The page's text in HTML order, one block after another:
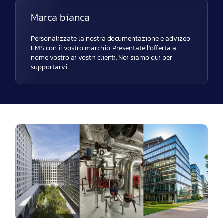
Marca bianca
Personalizzate la nostra documentazione e advizeo
EMS con il vostro marchio. Presentate l'offerta a
nome vostro ai vostri clienti. Noi siamo qui per
supportarvi.